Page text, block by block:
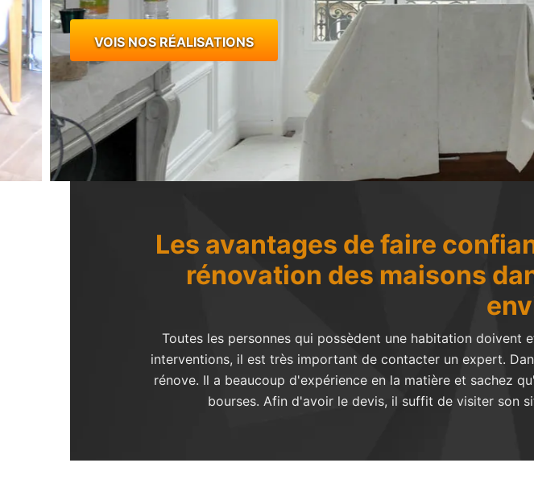
VOIS NOS RÉALISATIONS
Les avantages de faire
rénovation des maisons
Toutes les personnes qui possèdent une habitation
interventions, il est très important de contacter un expert.
rénove. Il a beaucoup d'expérience en la matière et sachez
bourses. Afin d'avoir le devis, il suffit de visiter son